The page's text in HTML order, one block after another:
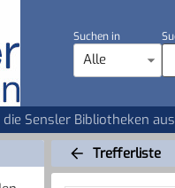
Suchen in
Alle
die Sensler Bibliotheken aus
Trefferliste